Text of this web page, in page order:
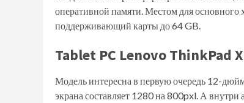
оперативной памяти. Местом для
поддерживающий карты до 64 GB.
Tablet PC Lenovo ThinkPad
Модель интересна в первую очередь 12-
экрана составляет 1280 на 800pxl. А